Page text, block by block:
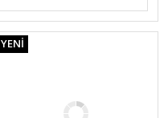
YENİ